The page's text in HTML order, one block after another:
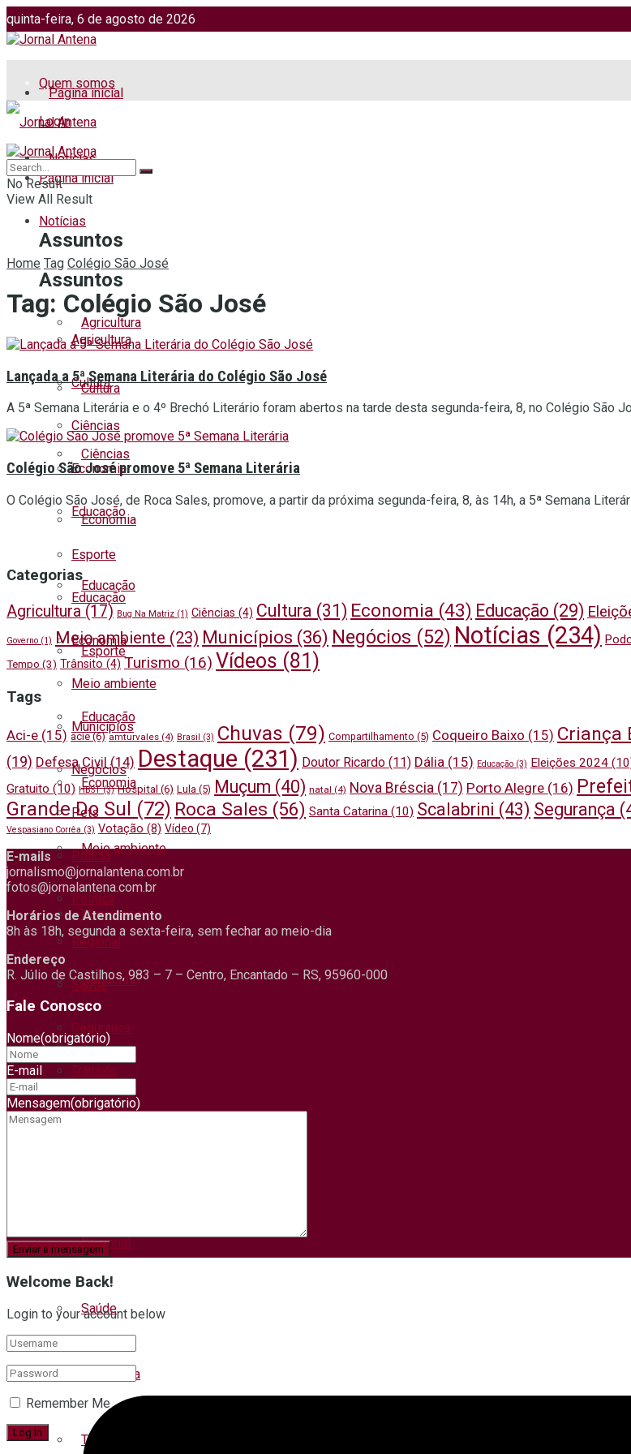
quinta-feira, 6 de agosto de 2026
Jornalismo: (51) 98599 2486
Quem somos
Login
Página inicial
Notícias
Assuntos
Agricultura
Cultura
Ciências
Economia
Educação
Esporte
Educação
Economia
Meio ambiente
Municípios
Negócios
Pets
Polícia
Regional
Saúde
Segurança
Trânsito
Página inicial
Notícias
Assuntos
Agricultura
Cultura
Ciências
Economia
Educação
Esporte
Educação
Economia
Meio ambiente
Municípios
Negócios
Pets
Polícia
Política
Regional
Saúde
Segurança
Trânsito
Tempo
No Result
View All Result
Home Tag Colégio São José
Tag: Colégio São José
Lançada a 5ª Semana Literária do Colégio São José
A 5ª Semana Literária e o 4º Brechó Literário foram abertos na tarde desta segunda-feira, 8, no Colégio São
Colégio São José promove 5ª Semana Literária
O Colégio São José, de Roca Sales, promove, a partir da próxima segunda-feira, 8, às 14h, a 5ª Semana
Categorias
Agricultura (17) Bug Na Matriz (1) Ciências (4) Cultura (31) Economia (43) Educação (29)
Governo (1) Meio ambiente (23) Municípios (36) Negócios (52) Notícias (234)
Tempo (3) Trânsito (4) Turismo (16) Vídeos (81)
Tags
Aci-e (15) acie(6) amturvales (4) Brasil (3) Chuvas (79) Compartilhamento (5) Coqueiro Baixo (15) Criança
(19) Defesa Civil (14) Destaque (231) Doutor Ricardo (11) Dália (15) Educação (3) Eleições 2024
Gratuito (10) HBST(3) Hospital (6) Lula (5) Muçum (40) natal (4) Nova Bréscia (17) Porto Alegre (16)
Grande Do Sul (72) Roca Sales (56) Santa Catarina (10) Scalabrini (43) Segurança
Vespasiano Corrêa (3) Votação (8) Vídeo (7)
E-mails
jornalismo@jornalantena.com.br
fotos@jornalantena.com.br
Horários de Atendimento
8h às 18h, segunda a sexta-feira, sem fechar ao meio-dia
Endereço
R. Júlio de Castilhos, 983 – 7 – Centro, Encantado – RS, 95960-000
Fale Conosco
Nome(obrigatório)
E-mail
Mensagem(obrigatório)
Welcome Back!
Login to your account below
Remember Me